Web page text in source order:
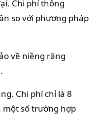
Chi phí thông
so với phương pháp
về niềng răng
Chi phí chỉ là 8
một số trường hợp